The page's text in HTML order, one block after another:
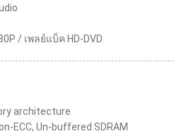
/ เพลย์แบ็ค HD-DVD
architecture
ECC, Un-buffered SDRAM